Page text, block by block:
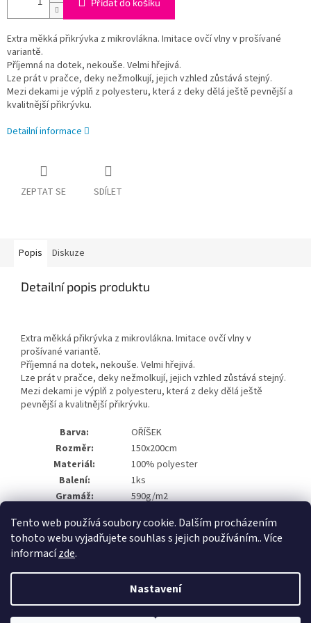
Tento web používá soubory cookie. Dalším procházením
tohoto webu vyjadřujete souhlas s jejich používáním.. Více
informacízde.
Nastavení
Přidat do košíku
Extra měkká přikrývka z mikrovlákna. Imitace ovčí vlny v prošívané
variantě.
Příjemná na dotek, nekouše. Velmi hřejivá.
Lze prát v pračce, deky nežmolkují, jejich vzhled zůstává stejný.
Mezi dekami je výplň z polyesteru, která z deky dělá ještě pevnější a
kvalitnější přikrývku.
Detailní informace
ZEPTAT SE SDÍLET
Popis Diskuze
Detailní popis produktu
Extra měkká přikrývka z mikrovlákna. Imitace ovčí vlny v
prošívané variantě.
Příjemná na dotek, nekouše. Velmi hřejivá.
Lze prát v pračce, deky nežmolkují, jejich vzhled zůstává stejný.
Mezi dekami je výplň z polyesteru, která z deky dělá ještě
pevnější a kvalitnější přikrývku.
Barva:
OŘÍŠEK
Rozměr:
150x200cm
Materiál:
100% polyester
Balení:
1ks
Gramáž:
590g/m2